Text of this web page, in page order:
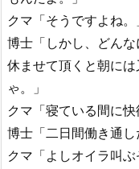
クマ「そうですよね。
博士「しかし、どん
休ませて頂くと朝に
ゃ。」
クマ「寝ている間に快
博士「二日間働き通し
クマ「よしオイラ叫